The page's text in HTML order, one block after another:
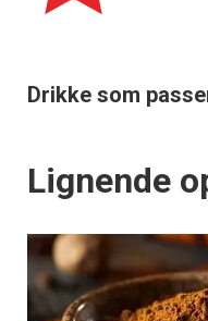
Drikke som
Lignende